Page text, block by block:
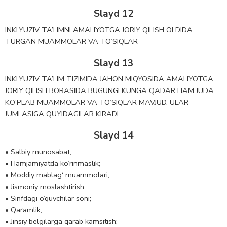
Slayd 12
INKLYUZIV TA’LIMNI AMALIYOTGA JORIY QILISH OLDIDA
TURGAN MUAMMOLAR VA TO‘SIQLAR
Slayd 13
INKLYUZIV TA’LIM TIZIMIDA JAHON MIQYOSIDA AMALIYOTGA
JORIY QILISH BORASIDA BUGUNGI KUNGA QADAR HAM JUDA
KO‘PLAB MUAMMOLAR VA TO‘SIQLAR MAVJUD. ULAR
JUMLASIGA QUYIDAGILAR KIRADI:
Slayd 14
• Salbiy munosabat;
• Hamjamiyatda ko‘rinmaslik;
• Moddiy mablag‘ muammolari;
• Jismoniy moslashtirish;
• Sinfdagi o‘quvchilar soni;
• Qaramlik;
• Jinsiy belgilarga qarab kamsitish;